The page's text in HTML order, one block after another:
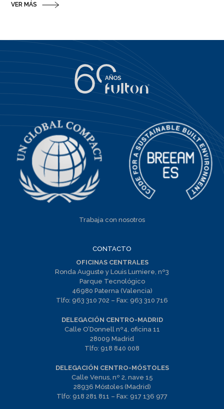
VER MÁS
Trabaja con nosotros
CONTACTO
OFICINAS CENTRALES
Ronda Auguste y Louis Lumiere, nº3
Parque Tecnológico
46980 Paterna (Valencia)
Tlfo: 963 310 702 – Fax: 963 310 716
DELEGACIÓN CENTRO-MADRID
Calle O’Donnell nº4, oficina 11
28009 Madrid
Tlfo: 918 840 008
DELEGACIÓN CENTRO-MÓSTOLES
Calle Venus, nº 2, nave 15
28936 Móstoles (Madrid)
Tlfo: 918 281 811 – Fax: 917 136 977